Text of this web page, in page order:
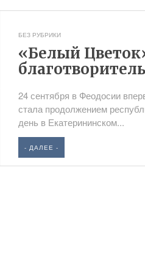
БЕЗ РУБРИКИ
«Белый
24 сентября в Феодосии
стала продолжением
день в Екатерининском...
- ДАЛЕЕ -